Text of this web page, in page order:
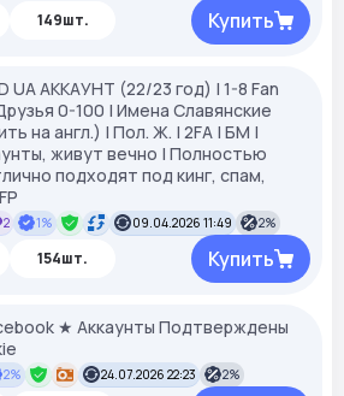
149шт. Купить
UA АККАУНТ (22/23 год) | 1-8 Fan
0-100 | Имена Славянские
на англ.) | Пол. Ж. | 2FA | БМ |
живут вечно | Полностью
подходят под кинг, спам,
2 1% 09.04.2026 11:49 2%
154шт. Купить
★ Аккаунты Подтверждены
2% 24.07.2026 22:23 2%